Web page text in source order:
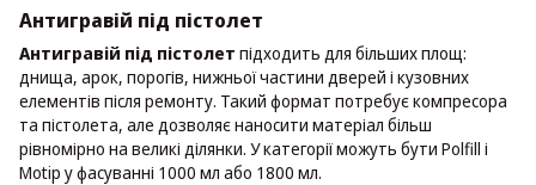
Антигравій під пістолет
Антигравій під пістолет підходить для більших площ:
днища, арок, порогів, нижньої частини дверей і кузовних
елементів після ремонту. Такий формат потребує компресора
та пістолета, але дозволяє наносити матеріал більш
рівномірно на великі ділянки. У категорії можуть бути Polfill і
Motip у фасуванні 1000 мл або 1800 мл.